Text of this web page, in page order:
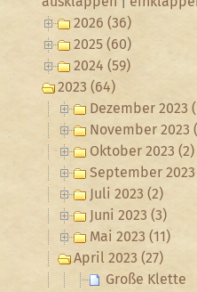
2026 (36)
2025 (60)
2024 (59)
2023 (64)
Dezember 2023
November 2023
Oktober 2023 (2)
September 2023
Juli 2023 (2)
Juni 2023 (3)
Mai 2023 (11)
April 2023 (27)
Große Klette